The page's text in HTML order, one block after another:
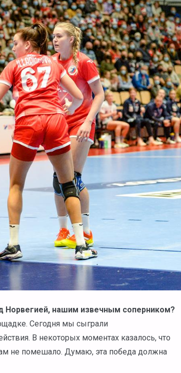
Норвегией, нашим извечным соперником?
Сегодня мы сыграли
В некоторых моментах казалось, что
не помешало. Думаю, эта победа должна